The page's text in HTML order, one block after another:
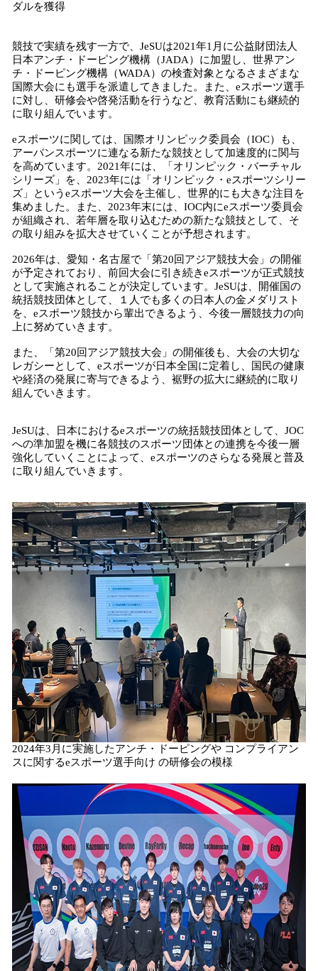
ダルを獲得
競技で実績を残す一方で、JeSUは2021年1月に公益財団法人
日本アンチ・ドーピング機構（JADA）に加盟し、世界アン
チ・ドーピング機構（WADA）の検査対象となるさまざまな
国際大会にも選手を派遣してきました。また、eスポーツ選手
に対し、研修会や啓発活動を行うなど、教育活動にも継続的
に取り組んでいます。
eスポーツに関しては、国際オリンピック委員会（IOC）も、
アーバンスポーツに連なる新たな競技として加速度的に関与
を高めています。2021年には、「オリンピック・バーチャル
シリーズ」を、2023年には「オリンピック・eスポーツシリー
ズ」というeスポーツ大会を主催し、世界的にも大きな注目を
集めました。また、2023年末には、IOC内にeスポーツ委員会
が組織され、若年層を取り込むための新たな競技として、そ
の取り組みを拡大させていくことが予想されます。
2026年は、愛知・名古屋で「第20回アジア競技大会」の開催
が予定されており、前回大会に引き続きeスポーツが正式競技
として実施されることが決定しています。JeSUは、開催国の
統括競技団体として、１人でも多くの日本人の金メダリスト
を、eスポーツ競技から輩出できるよう、今後一層競技力の向
上に努めていきます。
また、「第20回アジア競技大会」の開催後も、大会の大切な
レガシーとして、eスポーツが日本全国に定着し、国民の健康
や経済の発展に寄与できるよう、裾野の拡大に継続的に取り
組んでいきます。
JeSUは、日本におけるeスポーツの統括競技団体として、JOC
への準加盟を機に各競技のスポーツ団体との連携を今後一層
強化していくことによって、eスポーツのさらなる発展と普及
に取り組んでいきます。
2024年3月に実施したアンチ・ドーピングや コンプライアン
スに関するeスポーツ選手向け の研修会の模様